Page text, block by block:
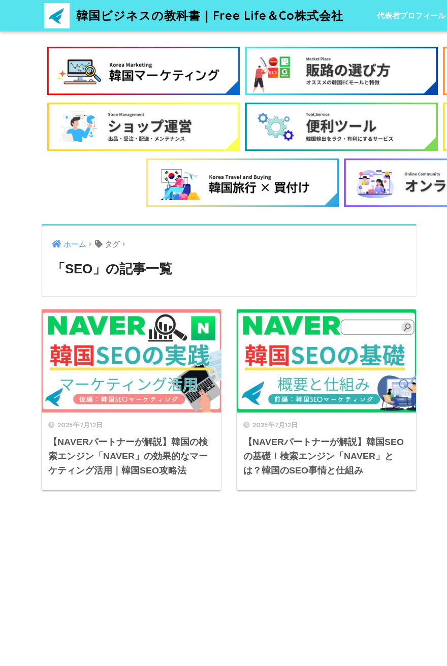
韓国ビジネスの教科書｜Free Life＆Co株式会社 代表者プロフィール
ホーム タグ
「SEO」の記事一覧
2025年7月12日
【NAVERパートナーが解説】韓国の検
索エンジン「NAVER」の効果的なマー
ケティング活用｜韓国SEO攻略法
2025年7月12日
【NAVERパートナーが解説】韓国SEO
の基礎！検索エンジン「NAVER」と
は？韓国のSEO事情と仕組み